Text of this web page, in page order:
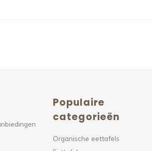
Populaire
categorieën
Organische eettafels